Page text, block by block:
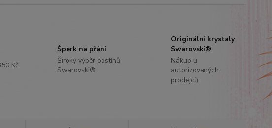
Kč
Šperk na přání
Široký výběr odstínů
Swarovski®
Originální krystaly
Swarovski®
Nákup u
autorizovaných
prodejců